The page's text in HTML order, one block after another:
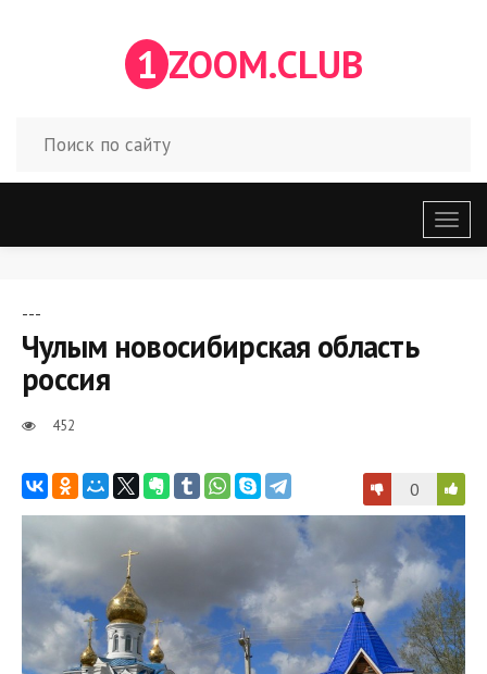
1 ZOOM.CLUB
меню
---
Чулым новосибирская область
россия
452
0